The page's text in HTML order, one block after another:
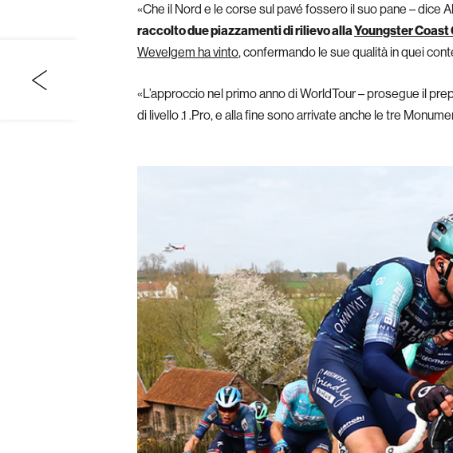
«Che il Nord e le corse sul pavé fossero il suo pane – dice
raccolto due piazzamenti di rilievo allaYoungster Coast
Wevelgem ha vinto, confermando le sue qualità in quei
«L’approccio nel primo anno di WorldTour – prosegue il
di livello .1 .Pro, e alla fine sono arrivate anche le tre